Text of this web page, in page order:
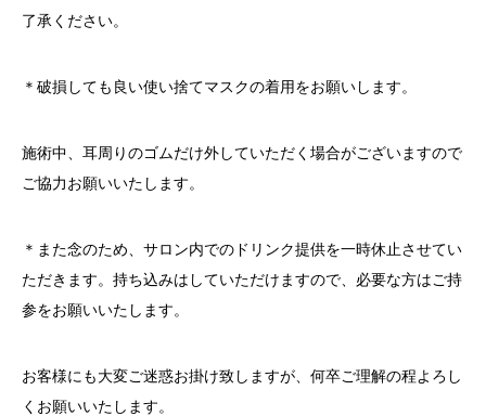
了承ください。
＊破損しても良い使い捨てマスクの着用をお願いします。
施術中、耳周りのゴムだけ外していただく場合がございますので
ご協力お願いいたします。
＊また念のため、サロン内でのドリンク提供を一時休止させてい
ただきます。持ち込みはしていただけますので、必要な方はご持
参をお願いいたします。
お客様にも大変ご迷惑お掛け致しますが、何卒ご理解の程よろし
くお願いいたします。